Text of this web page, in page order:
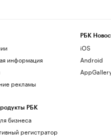
информация
рекламы
РБК
бизнеса
регистратор
РБК
iOS
Android